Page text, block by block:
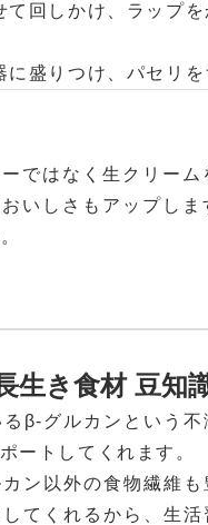
て回しかけ、ラップ
盛りつけ、パセリを
ではなく生クリー
おいしさもアップし
生き食材 豆知
β-グルカンという
ートしてくれます。
ン以外の食物繊維
てくれるから、生